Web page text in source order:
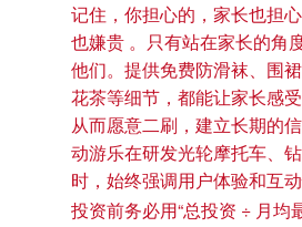
记住，你担心的，家长也担
也嫌贵 。只有站在家长的角
他们。提供免费防滑袜、围
花茶等细节，都能让家长感受
从而愿意二刷，建立长期的
动游乐在研发光轮摩托车、
时，始终强调用户体验和互动
投资前务必用“总投资 ÷ 月均